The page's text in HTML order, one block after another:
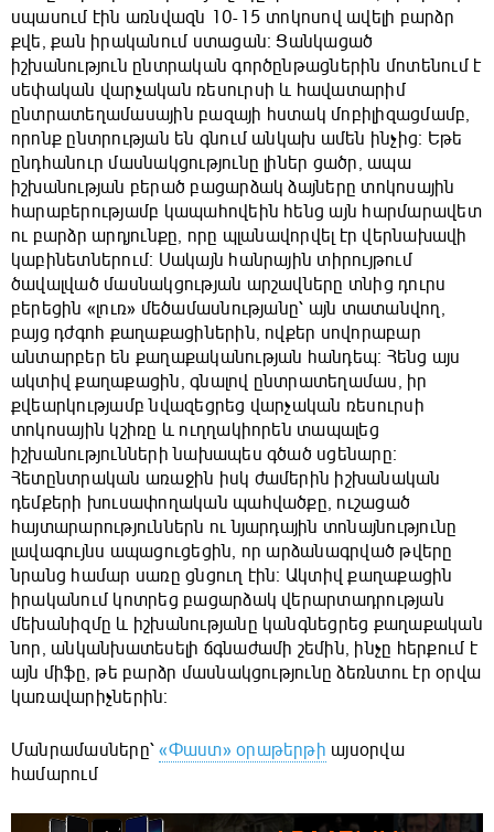
սպասում էին առնվազն 10-15 տոկոսով ավելի բարձր
քվե, քան իրականում ստացան։ Ցանկացած
իշխանություն ընտրական գործընթացներին մոտենում է
սեփական վարչական ռեսուրսի և հավատարիմ
ընտրատեղամասային բազայի հստակ մոբիլիզացմամբ,
որոնք ընտրության են գնում անկախ ամեն ինչից։ Եթե
ընդհանուր մասնակցությունը լիներ ցածր, ապա
իշխանության բերած բացարձակ ձայները տոկոսային
հարաբերությամբ կապահովեին հենց այն հարմարավետ
ու բարձր արդյունքը, որը պլանավորվել էր վերնախավի
կաբինետներում։ Սակայն հանրային տիրույթում
ծավալված մասնակցության արշավները տնից դուրս
բերեցին «լուռ» մեծամասնությանը՝ այն տատանվող,
բայց դժգոհ քաղաքացիներին, ովքեր սովորաբար
անտարբեր են քաղաքականության հանդեպ։ Հենց այս
ակտիվ քաղաքացին, գնալով ընտրատեղամաս, իր
քվեարկությամբ նվազեցրեց վարչական ռեսուրսի
տոկոսային կշիռը և ուղղակիորեն տապալեց
իշխանությունների նախապես գծած սցենարը։
Հետընտրական առաջին իսկ ժամերին իշխանական
դեմքերի խուսափողական պահվածքը, ուշացած
հայտարարություններն ու նյարդային տոնայնությունը
լավագույնս ապացուցեցին, որ արձանագրված թվերը
նրանց համար սառը ցնցուղ էին։ Ակտիվ քաղաքացին
իրականում կոտրեց բացարձակ վերարտադրության
մեխանիզմը և իշխանությանը կանգնեցրեց քաղաքական
նոր, անկանխատեսելի ճգնաժամի շեմին, ինչը հերքում է
այն միֆը, թե բարձր մասնակցությունը ձեռնտու էր օրվա
կառավարիչներին։
Մանրամասները՝«Փաստ» օրաթերթի այսօրվա
համարում